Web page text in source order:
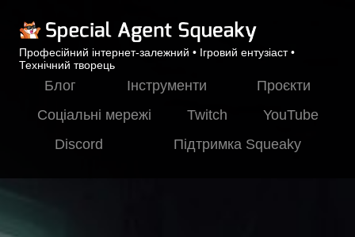
Професійний інтернет-залежний • Ігровий ентузіаст •
Технічний творець
Блог Інструменти
Проєкти
Соціальні мережі
Twitch
YouTube
Discord
Підтримка Squeaky